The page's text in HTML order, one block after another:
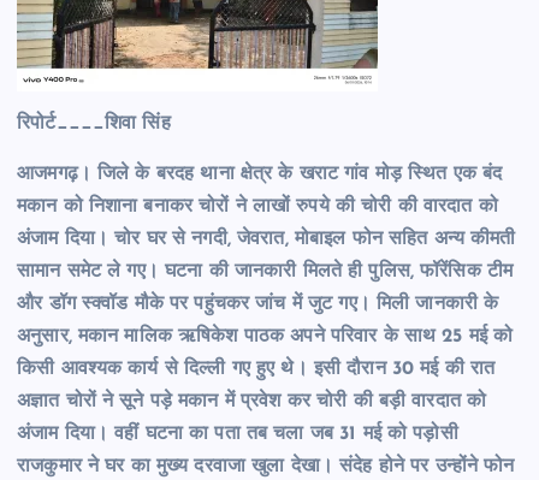
रिपोर्ट____शिवा सिंह
आजमगढ़। जिले के बरदह थाना क्षेत्र के खराट गांव मोड़ स्थित एक बंद
मकान को निशाना बनाकर चोरों ने लाखों रुपये की चोरी की वारदात को
अंजाम दिया। चोर घर से नगदी, जेवरात, मोबाइल फोन सहित अन्य कीमती
सामान समेट ले गए। घटना की जानकारी मिलते ही पुलिस, फॉरेंसिक टीम
और डॉग स्क्वॉड मौके पर पहुंचकर जांच में जुट गए। मिली जानकारी के
अनुसार, मकान मालिक ऋषिकेश पाठक अपने परिवार के साथ 25 मई को
किसी आवश्यक कार्य से दिल्ली गए हुए थे। इसी दौरान 30 मई की रात
अज्ञात चोरों ने सूने पड़े मकान में प्रवेश कर चोरी की बड़ी वारदात को
अंजाम दिया। वहीं घटना का पता तब चला जब 31 मई को पड़ोसी
राजकुमार ने घर का मुख्य दरवाजा खुला देखा। संदेह होने पर उन्होंने फोन